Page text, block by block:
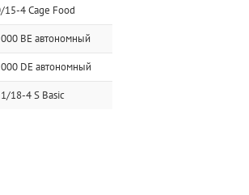
15-4 Cage Food
BE автономный
DE автономный
18-4 S Basic